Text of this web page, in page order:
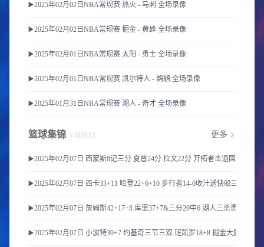
▶️2025年02月02日NBA常规赛 热火 - 马刺 全场录像
▶️2025年02月02日NBA常规赛 掘金 - 黄蜂 全场录像
▶️2025年02月01日NBA常规赛 太阳 - 勇士 全场录像
▶️2025年02月01日NBA常规赛 凯尔特人 - 鹈鹕 全场录像
▶️2025年01月31日NBA常规赛 湖人 - 奇才 全场录像
篮球集锦 VIDEO 更多
▶️2025年02月07日 西蒙斯8记三分 夏普24分 拉文22分 开拓者击退国王豪取6
▶️2025年02月07日 西卡33+11 哈登22+6+10 步行者14-0收汁送快船三连败
▶️2025年02月07日 詹姆斯42+17+8 库里37+7&三分20中6 湖人三杀勇士取4连
▶️2025年02月07日 小波特30+7 约基奇三节三双 班凯罗18+8 掘金大胜魔术迎